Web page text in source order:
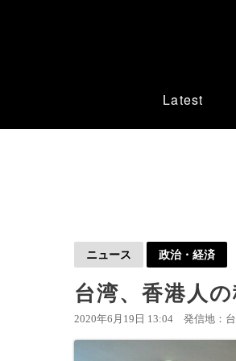
Latest
ニュース 政治・経済
台湾、香港人
2020年6月19日 13:04 発信地：